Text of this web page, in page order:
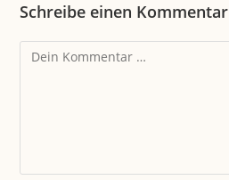
Schreibe einen Kommentar